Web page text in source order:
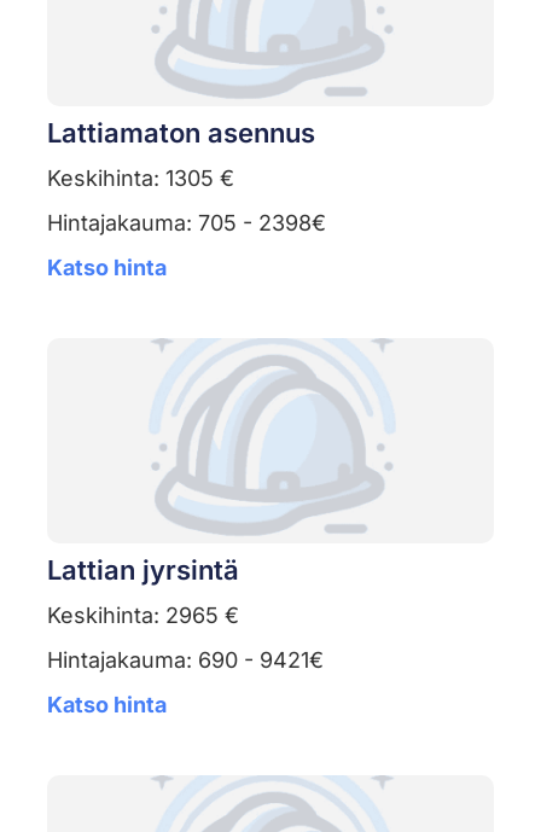
Lattiamaton asennus
Keskihinta: 1305 €
Hintajakauma: 705 - 2398€
Katso hinta
Lattian jyrsintä
Keskihinta: 2965 €
Hintajakauma: 690 - 9421€
Katso hinta